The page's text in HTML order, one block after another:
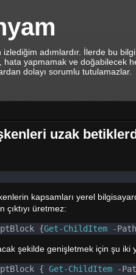
adımlardır. İlerde bu
yapmamak ve doğabilecek
dolayı sorumlu tutulamazlar.
uzak
kapsamları yerel
çıktıyı üretmez:
{Get-ChildItem -Path
şekilde genişletmek için şu
{ Get-ChildItem -